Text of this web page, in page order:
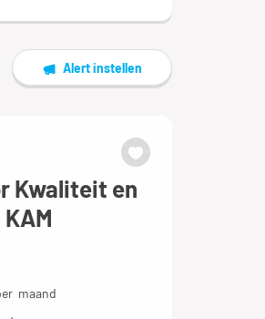
Alert instellen
Kwaliteit en
maand